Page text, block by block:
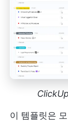
이 템플릿은